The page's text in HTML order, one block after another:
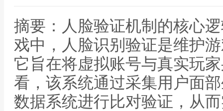
摘要：人脸验证机制的核心
戏中，人脸识别验证是维护
它旨在将虚拟账号与真实玩
看，该系统通过采集用户面
数据系统进行比对验证，从